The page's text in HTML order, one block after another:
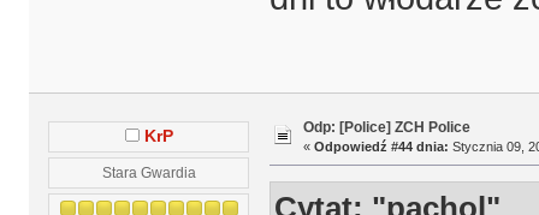
KrP
Stara Gwardia
Odp: [Police] ZCH Police
« Odpowiedź #44 dnia: Stycznia 09,